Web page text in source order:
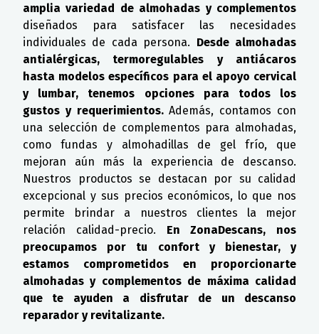
amplia variedad de almohadas y complementos
diseñados para satisfacer las necesidades
individuales de cada persona. Desde almohadas
antialérgicas, termoregulables y antiácaros
hasta modelos específicos para el apoyo cervical
y lumbar, tenemos opciones para todos los
gustos y requerimientos.Además, contamos con
una selección de complementos para almohadas,
como fundas y almohadillas de gel frío, que
mejoran aún más la experiencia de descanso.
Nuestros productos se destacan por su calidad
excepcional y sus precios económicos, lo que nos
permite brindar a nuestros clientes la mejor
relación calidad-precio. En ZonaDescans, nos
preocupamos por tu confort y bienestar, y
estamos comprometidos en proporcionarte
almohadas y complementos de máxima calidad
que te ayuden a disfrutar de un descanso
reparador y revitalizante.